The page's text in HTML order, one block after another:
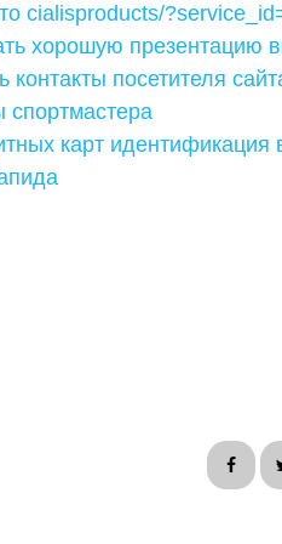
cialisproducts/
хорошую презентацию
контакты посетителя
спортмастера
карт идентификация